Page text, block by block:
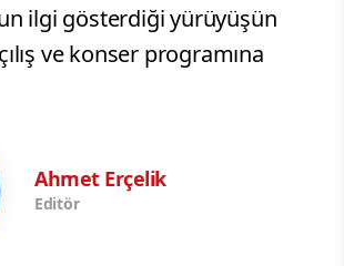
ilgi gösterdiği yürüyüşün
ve konser programına
Ahmet Erçelik
Editör